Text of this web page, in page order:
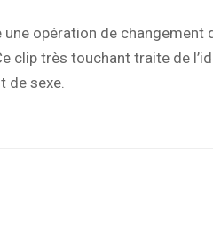
une opération de
clip très touchant traite de
de sexe.